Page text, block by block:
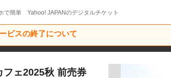
で簡単 Yahoo! JAPANのデジタルチケット
ビスの終了について
フェ2025秋 前売券